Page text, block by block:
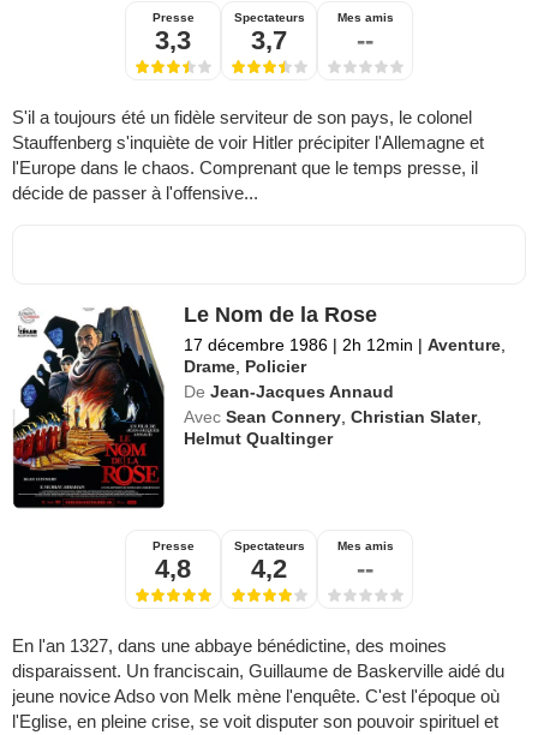
Presse
3,3
Spectateurs
3,7
Mes amis
--
S'il a toujours été un fidèle serviteur de son pays, le colonel
Stauffenberg s'inquiète de voir Hitler précipiter l'Allemagne et
l'Europe dans le chaos. Comprenant que le temps presse, il
décide de passer à l'offensive...
Le Nom de la Rose
17 décembre 1986 | 2h 12min | Aventure
Drame Policier
De Jean-Jacques Annaud
Avec Sean Connery ,Christian Slater,
Helmut Qualtinger
Presse
4,8
Spectateurs
4,2
Mes amis
--
En l'an 1327, dans une abbaye bénédictine, des moines
disparaissent. Un franciscain, Guillaume de Baskerville aidé du
jeune novice Adso von Melk mène l'enquête. C'est l'époque où
l'Eglise, en pleine crise, se voit disputer son pouvoir spirituel et